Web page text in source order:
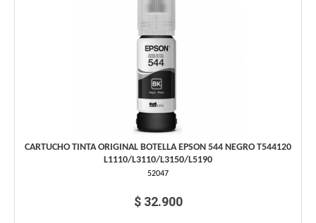
CARTUCHO TINTA ORIGINAL BOTELLA EPSON 544 NEGRO T544120
L1110/L3110/L3150/L5190
52047
$ 32.900